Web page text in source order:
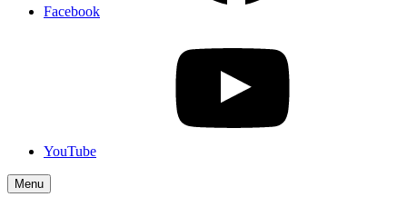
Facebook
YouTube
Menu